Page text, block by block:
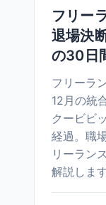
フリー
退場決
の30日
フリーラ
12月の統
クービビ
経過。職
リーラン
解説します